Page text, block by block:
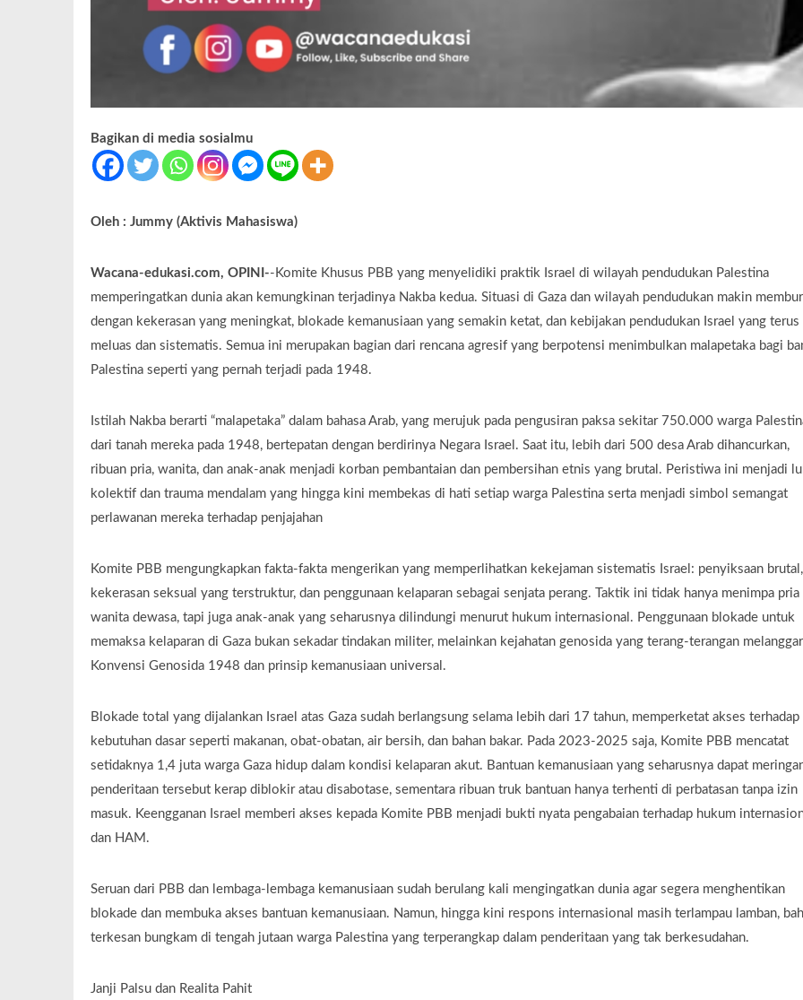
Bagikan di media sosialmu
Oleh : Jummy (Aktivis Mahasiswa)
Wacana-edukasi.com, OPINI--Komite Khusus PBB yang menyelidiki praktik Israel di wilayah pendudukan Palestina
memperingatkan dunia akan kemungkinan terjadinya Nakba kedua. Situasi di Gaza dan wilayah pendudukan makin
dengan kekerasan yang meningkat, blokade kemanusiaan yang semakin ketat, dan kebijakan pendudukan Israel yang terus
meluas dan sistematis. Semua ini merupakan bagian dari rencana agresif yang berpotensi menimbulkan malapetaka bagi
Palestina seperti yang pernah terjadi pada 1948.
Istilah Nakba berarti “malapetaka” dalam bahasa Arab, yang merujuk pada pengusiran paksa sekitar 750.000 warga
dari tanah mereka pada 1948, bertepatan dengan berdirinya Negara Israel. Saat itu, lebih dari 500 desa Arab dihancurkan,
ribuan pria, wanita, dan anak-anak menjadi korban pembantaian dan pembersihan etnis yang brutal. Peristiwa ini menjadi
kolektif dan trauma mendalam yang hingga kini membekas di hati setiap warga Palestina serta menjadi simbol semangat
perlawanan mereka terhadap penjajahan
Komite PBB mengungkapkan fakta-fakta mengerikan yang memperlihatkan kekejaman sistematis Israel: penyiksaan brutal,
kekerasan seksual yang terstruktur, dan penggunaan kelaparan sebagai senjata perang. Taktik ini tidak hanya menimpa pria
wanita dewasa, tapi juga anak-anak yang seharusnya dilindungi menurut hukum internasional. Penggunaan blokade untuk
memaksa kelaparan di Gaza bukan sekadar tindakan militer, melainkan kejahatan genosida yang terang-terangan melanggar
Konvensi Genosida 1948 dan prinsip kemanusiaan universal.
Blokade total yang dijalankan Israel atas Gaza sudah berlangsung selama lebih dari 17 tahun, memperketat akses terhadap
kebutuhan dasar seperti makanan, obat-obatan, air bersih, dan bahan bakar. Pada 2023-2025 saja, Komite PBB mencatat
setidaknya 1,4 juta warga Gaza hidup dalam kondisi kelaparan akut. Bantuan kemanusiaan yang seharusnya dapat
penderitaan tersebut kerap diblokir atau disabotase, sementara ribuan truk bantuan hanya terhenti di perbatasan tanpa izin
masuk. Keengganan Israel memberi akses kepada Komite PBB menjadi bukti nyata pengabaian terhadap hukum
dan HAM.
Seruan dari PBB dan lembaga-lembaga kemanusiaan sudah berulang kali mengingatkan dunia agar segera menghentikan
blokade dan membuka akses bantuan kemanusiaan. Namun, hingga kini respons internasional masih terlampau lamban,
terkesan bungkam di tengah jutaan warga Palestina yang terperangkap dalam penderitaan yang tak berkesudahan.
Janji Palsu dan Realita Pahit